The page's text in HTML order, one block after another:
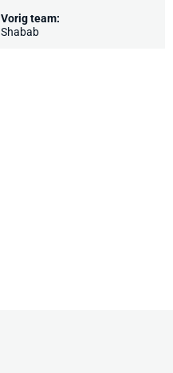
Vorig team:
Shabab